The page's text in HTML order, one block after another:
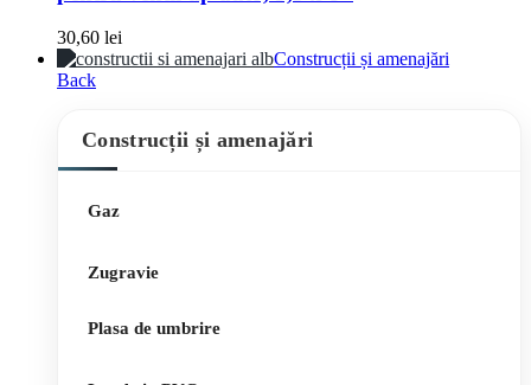
30,60 lei
Construcții și amenajări
Back
Construcții și amenajări
Gaz
Zugravie
Plasa de umbrire